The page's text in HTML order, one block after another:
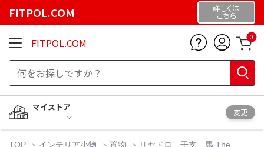
FITPOL.COM 詳しくは
こちら
FITPOL.COM 0
マイストア
変更
TOP インテリア小物 置物
リヤドロ 干支 馬 The